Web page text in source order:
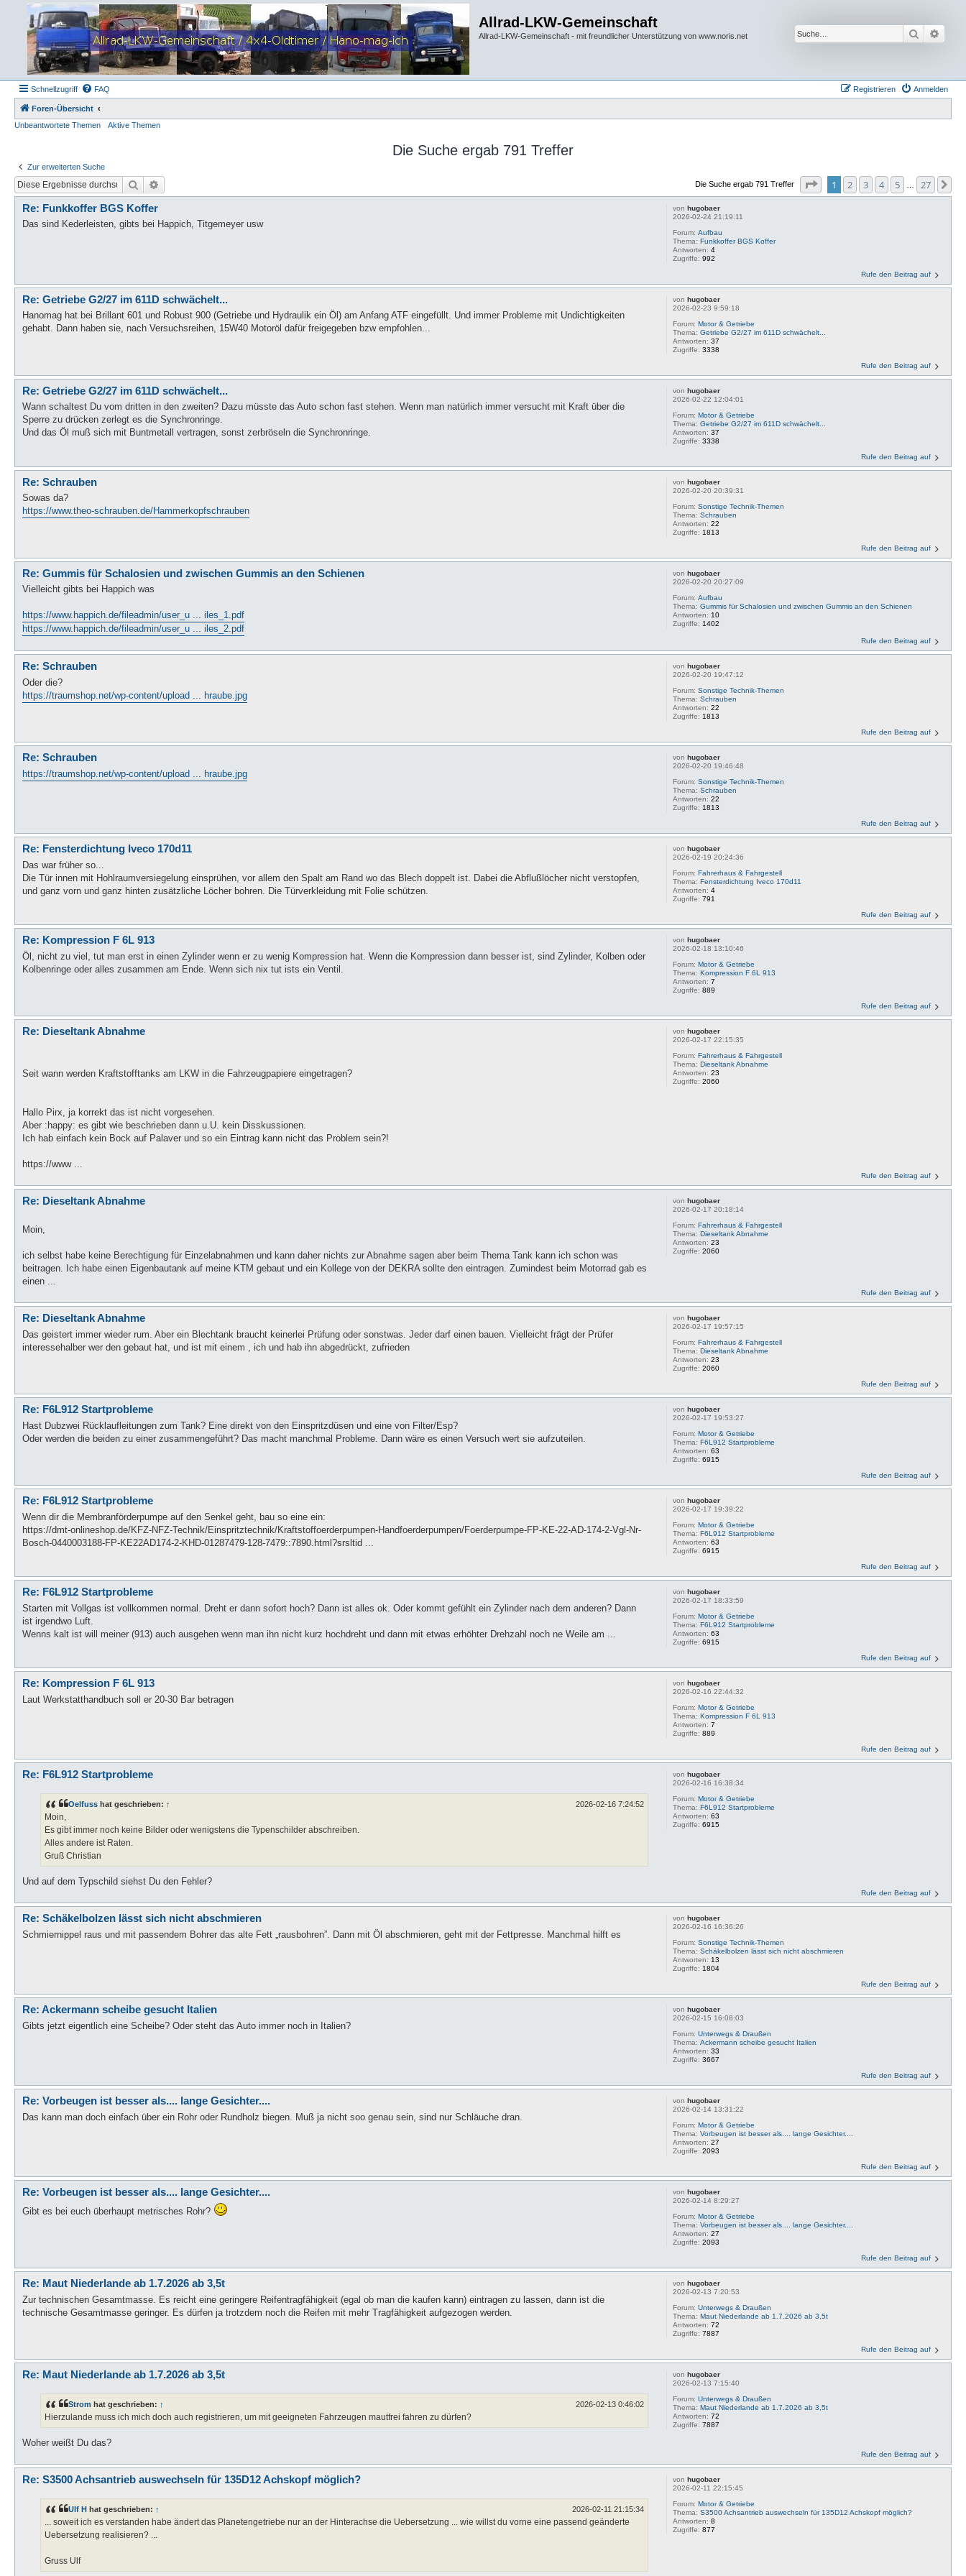
Allrad-LKW-Gemeinschaft
Allrad-LKW-Gemeinschaft - mit freundlicher Unterstützung von www.noris.net Suche
Schnellzugriff FAQ Anmelden
Registrieren
Foren-Übersicht
Unbeantwortete Themen
Aktive Themen
Die Suche ergab 791 Treffer
Zur erweiterten Suche
Suche Die Suche ergab 791 Treffer Seite von27
1 2 3 4 5 27
vonhugobaer
2026-02-24 21:19:11
Forum:Aufbau
Thema:Funkkoffer BGS Koffer
Antworten:4
Zugriffe:992
Re: Funkkoffer BGS Koffer
Das sind Kederleisten, gibts bei Happich, Titgemeyer usw
Rufe den Beitrag auf
vonhugobaer
2026-02-23 9:59:18
Forum:Motor & Getriebe
Thema:Getriebe G2/27 im 611D schwächelt...
Antworten:37
Zugriffe:3338
Re: Getriebe G2/27 im 611D schwächelt...
Hanomag hat bei Brillant 601 und Robust 900 (Getriebe und Hydraulik ein Öl) am Anfang ATF eingefüllt. Und immer Probleme mit Undichtigkeiten
gehabt. Dann haben sie, nach Versuchsreihen, 15W40 Motoröl dafür freigegeben bzw empfohlen...
Rufe den Beitrag auf
vonhugobaer
2026-02-22 12:04:01
Forum:Motor & Getriebe
Thema:Getriebe G2/27 im 611D schwächelt...
Antworten:37
Zugriffe:3338
Re: Getriebe G2/27 im 611D schwächelt...
Wann schaltest Du vom dritten in den zweiten? Dazu müsste das Auto schon fast stehen. Wenn man natürlich immer versucht mit Kraft über die
Sperre zu drücken zerlegt es die Synchronringe.
Und das Öl muß sich mit Buntmetall vertragen, sonst zerbröseln die Synchronringe.
Rufe den Beitrag auf
vonhugobaer
2026-02-20 20:39:31
Forum:Sonstige Technik-Themen
Thema:Schrauben
Antworten:22
Zugriffe: 1813
Re: Schrauben
Sowas da?
https://www.theo-schrauben.de/Hammerkopfschrauben
Rufe den Beitrag auf
vonhugobaer
2026-02-20 20:27:09
Forum:Aufbau
Thema:Gummis für Schalosien und zwischen Gummis an den Schienen
Antworten: 10
Zugriffe: 1402
Re: Gummis für Schalosien und zwischen Gummis an den Schienen
Vielleicht gibts bei Happich was
https://www.happich.de/fileadmin/user_u ... iles_1.pdf
https://www.happich.de/fileadmin/user_u ... iles_2.pdf
Rufe den Beitrag auf
vonhugobaer
2026-02-20 19:47:12
Forum:Sonstige Technik-Themen
Thema:Schrauben
Antworten:22
Zugriffe: 1813
Re: Schrauben
Oder die?
https://traumshop.net/wp-content/upload ... hraube.jpg
Rufe den Beitrag auf
vonhugobaer
2026-02-20 19:46:48
Forum:Sonstige Technik-Themen
Thema:Schrauben
Antworten:22
Zugriffe: 1813
Re: Schrauben
https://traumshop.net/wp-content/upload ... hraube.jpg
Rufe den Beitrag auf
vonhugobaer
2026-02-19 20:24:36
Forum:Fahrerhaus & Fahrgestell
Thema:Fensterdichtung Iveco 170d11
Antworten:4
Zugriffe:791
Re: Fensterdichtung Iveco 170d11
Das war früher so...
Die Tür innen mit Hohlraumversiegelung einsprühen, vor allem den Spalt am Rand wo das Blech doppelt ist. Dabei die Abflußlöcher nicht verstopfen,
und ganz vorn und ganz hinten zusätzliche Löcher bohren. Die Türverkleidung mit Folie schützen.
Rufe den Beitrag auf
vonhugobaer
2026-02-18 13:10:46
Forum:Motor & Getriebe
Thema:Kompression F 6L 913
Antworten:7
Zugriffe:889
Re: Kompression F 6L 913
Öl, nicht zu viel, tut man erst in einen Zylinder wenn er zu wenig Kompression hat. Wenn die Kompression dann besser ist, sind Zylinder, Kolben oder
Kolbenringe oder alles zusammen am Ende. Wenn sich nix tut ists ein Ventil.
Rufe den Beitrag auf
vonhugobaer
2026-02-17 22:15:35
Forum:Fahrerhaus & Fahrgestell
Thema:Dieseltank Abnahme
Antworten:23
Zugriffe:2060
Re: Dieseltank Abnahme
Seit wann werden Kraftstofftanks am LKW in die Fahrzeugpapiere eingetragen?
Hallo Pirx, ja korrekt das ist nicht vorgesehen.
Aber :happy: es gibt wie beschrieben dann u.U. kein Disskussionen.
Ich hab einfach kein Bock auf Palaver und so ein Eintrag kann nicht das Problem sein?!
https://www ...
Rufe den Beitrag auf
vonhugobaer
2026-02-17 20:18:14
Forum:Fahrerhaus & Fahrgestell
Thema:Dieseltank Abnahme
Antworten:23
Zugriffe:2060
Re: Dieseltank Abnahme
Moin,
ich selbst habe keine Berechtigung für Einzelabnahmen und kann daher nichts zur Abnahme sagen aber beim Thema Tank kann ich schon was
beitragen. Ich habe einen Eigenbautank auf meine KTM gebaut und ein Kollege von der DEKRA sollte den eintragen. Zumindest beim Motorrad gab es
einen ...
Rufe den Beitrag auf
vonhugobaer
2026-02-17 19:57:15
Forum:Fahrerhaus & Fahrgestell
Thema:Dieseltank Abnahme
Antworten:23
Zugriffe:2060
Re: Dieseltank Abnahme
Das geistert immer wieder rum. Aber ein Blechtank braucht keinerlei Prüfung oder sonstwas. Jeder darf einen bauen. Vielleicht frägt der Prüfer
interessehalber wer den gebaut hat, und ist mit einem , ich und hab ihn abgedrückt, zufrieden
Rufe den Beitrag auf
vonhugobaer
2026-02-17 19:53:27
Forum:Motor & Getriebe
Thema:F6L912 Startprobleme
Antworten:63
Zugriffe:6915
Re: F6L912 Startprobleme
Hast Dubzwei Rücklaufleitungen zum Tank? Eine direkt von den Einspritzdüsen und eine von Filter/Esp?
Oder werden die beiden zu einer zusammengeführt? Das macht manchmal Probleme. Dann wäre es einen Versuch wert sie aufzuteilen.
Rufe den Beitrag auf
vonhugobaer
2026-02-17 19:39:22
Forum:Motor & Getriebe
Thema:F6L912 Startprobleme
Antworten:63
Zugriffe:6915
Re: F6L912 Startprobleme
Wenn dir die Membranförderpumpe auf den Senkel geht, bau so eine ein:
https://dmt-onlineshop.de/KFZ-NFZ-Technik/Einspritztechnik/Kraftstoffoerderpumpen-Handfoerderpumpen/Foerderpumpe-FP-KE-22-AD-174-2-Vgl-Nr-
Bosch-0440003188-FP-KE22AD174-2-KHD-01287479-128-7479::7890.html?srsltid ...
Rufe den Beitrag auf
vonhugobaer
2026-02-17 18:33:59
Forum:Motor & Getriebe
Thema:F6L912 Startprobleme
Antworten:63
Zugriffe:6915
Re: F6L912 Startprobleme
Starten mit Vollgas ist vollkommen normal. Dreht er dann sofort hoch? Dann ist alles ok. Oder kommt gefühlt ein Zylinder nach dem anderen? Dann
ist irgendwo Luft.
Wenns kalt ist will meiner (913) auch ausgehen wenn man ihn nicht kurz hochdreht und dann mit etwas erhöhter Drehzahl noch ne Weile am ...
Rufe den Beitrag auf
vonhugobaer
2026-02-16 22:44:32
Forum:Motor & Getriebe
Thema:Kompression F 6L 913
Antworten:7
Zugriffe:889
Re: Kompression F 6L 913
Laut Werkstatthandbuch soll er 20-30 Bar betragen
Rufe den Beitrag auf
vonhugobaer
2026-02-16 16:38:34
Forum:Motor & Getriebe
Thema:F6L912 Startprobleme
Antworten:63
Zugriffe:6915
Re: F6L912 Startprobleme
Oelfuss hat geschrieben: ↑ 2026-02-16 7:24:52
Moin,
Es gibt immer noch keine Bilder oder wenigstens die Typenschilder abschreiben.
Alles andere ist Raten.
Gruß Christian
Und auf dem Typschild siehst Du den Fehler?
Rufe den Beitrag auf
vonhugobaer
2026-02-16 16:36:26
Forum:Sonstige Technik-Themen
Thema:Schäkelbolzen lässt sich nicht abschmieren
Antworten: 13
Zugriffe: 1804
Re: Schäkelbolzen lässt sich nicht abschmieren
Schmiernippel raus und mit passendem Bohrer das alte Fett „rausbohren”. Dann mit Öl abschmieren, geht mit der Fettpresse. Manchmal hilft es
Rufe den Beitrag auf
vonhugobaer
2026-02-15 16:08:03
Forum:Unterwegs & Draußen
Thema:Ackermann scheibe gesucht Italien
Antworten:33
Zugriffe:3667
Re: Ackermann scheibe gesucht Italien
Gibts jetzt eigentlich eine Scheibe? Oder steht das Auto immer noch in Italien?
Rufe den Beitrag auf
vonhugobaer
2026-02-14 13:31:22
Forum:Motor & Getriebe
Thema:Vorbeugen ist besser als.... lange Gesichter....
Antworten:27
Zugriffe:2093
Re: Vorbeugen ist besser als.... lange Gesichter....
Das kann man doch einfach über ein Rohr oder Rundholz biegen. Muß ja nicht soo genau sein, sind nur Schläuche dran.
Rufe den Beitrag auf
vonhugobaer
2026-02-14 8:29:27
Forum:Motor & Getriebe
Thema:Vorbeugen ist besser als.... lange Gesichter....
Antworten:27
Zugriffe:2093
Re: Vorbeugen ist besser als.... lange Gesichter....
Gibt es bei euch überhaupt metrisches Rohr?
Rufe den Beitrag auf
vonhugobaer
2026-02-13 7:20:53
Forum:Unterwegs & Draußen
Thema:Maut Niederlande ab 1.7.2026 ab 3,5t
Antworten:72
Zugriffe:7887
Re: Maut Niederlande ab 1.7.2026 ab 3,5t
Zur technischen Gesamtmasse. Es reicht eine geringere Reifentragfähigkeit (egal ob man die kaufen kann) eintragen zu lassen, dann ist die
technische Gesamtmasse geringer. Es dürfen ja trotzdem noch die Reifen mit mehr Tragfähigkeit aufgezogen werden.
Rufe den Beitrag auf
vonhugobaer
2026-02-13 7:15:40
Forum:Unterwegs & Draußen
Thema:Maut Niederlande ab 1.7.2026 ab 3,5t
Antworten:72
Zugriffe:7887
Re: Maut Niederlande ab 1.7.2026 ab 3,5t
Strom hat geschrieben: ↑ 2026-02-13 0:46:02
Hierzulande muss ich mich doch auch registrieren, um mit geeigneten Fahrzeugen mautfrei fahren zu dürfen?
Woher weißt Du das?
Rufe den Beitrag auf
von hugobaer
2026-02-11 22:15:45
Forum: Motor & Getriebe
Thema:S3500 Achsantrieb auswechseln für 135D12 Achskopf möglich?
Antworten:8
Zugriffe:877
Re: S3500 Achsantrieb auswechseln für 135D12 Achskopf möglich?
Ulf H hat geschrieben: ↑ 2026-02-11 21:15:34
... soweit ich es verstanden habe ändert das Planetengetriebe nur an der Hinterachse die Uebersetzung ... wie willst du vorne eine passend geänderte
Uebersetzung realisieren? ...
Gruss Ulf